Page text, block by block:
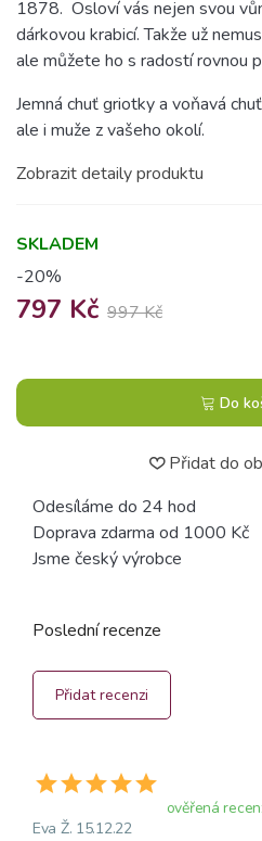
1878. Osloví vás nejen svou
dárkovou krabicí. Takže už
ale můžete ho s radostí rovnou
Jemná chuť griotky a voňavá
ale i muže z vašeho okolí.
Zobrazit detaily produktu
SKLADEM
-20%
797 Kč 997 Kč
Do
Přidat do
Odesíláme do 24 hod
Doprava zdarma od 1000 Kč
Jsme český výrobce
Poslední recenze
Přidat recenzi
ověřená
Eva Ž. 15.12.22